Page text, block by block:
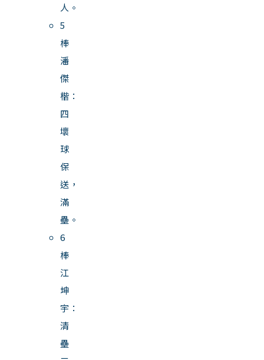
人。
5
棒
潘
傑
楷：
四
壞
球
保
送，
滿
壘。
6
棒
江
坤
宇：
清
壘